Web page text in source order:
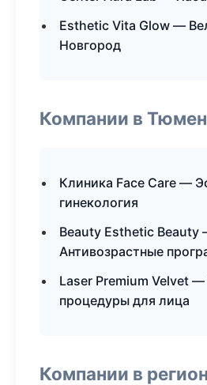
Esthetic Vita Glow —
Новгород
Компании в
Клиника Face Care —
гинекология
Beauty Esthetic Beauty
Антивозрастные
Laser Premium Velvet
процедуры для лица
Компании в